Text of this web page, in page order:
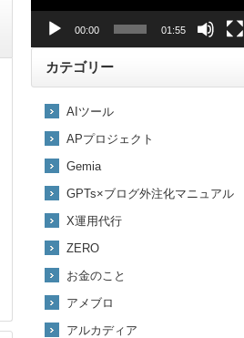
ヤ
ー
00:00 01:55
カテゴリー
AIツール
APプロジェクト
Gemia
GPTs×ブログ外注化マニュアル
X運用代行
ZERO
お金のこと
アメブロ
アルカディア